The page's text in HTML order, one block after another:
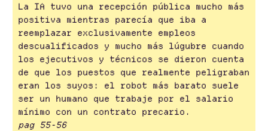
La IA tuvo una recepción pública mucho más
positiva mientras parecía que iba a
reemplazar exclusivamente empleos
descualificados y mucho más lúgubre cuando
los ejecutivos y técnicos se dieron cuenta
de que los puestos que realmente peligraban
eran los suyos: el robot más barato suele
ser un humano que trabaje por el salario
mínimo con un contrato precario.
pag 55-56